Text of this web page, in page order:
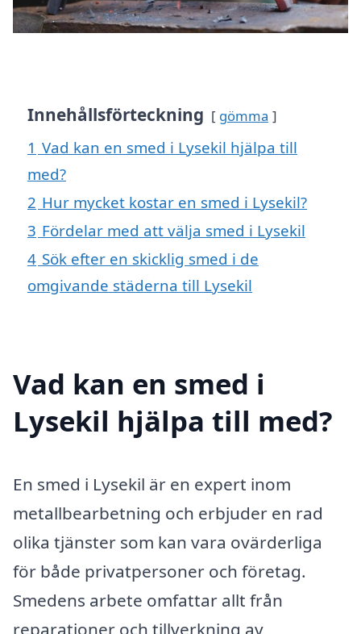
Innehållsförteckning gömma
1 Vad kan en smed i Lysekil hjälpa till
med?
2 Hur mycket kostar en smed i Lysekil?
3 Fördelar med att välja smed i Lysekil
4 Sök efter en skicklig smed i de
omgivande städerna till Lysekil
Vad kan en smed i
Lysekil hjälpa till med?
En smed i Lysekil är en expert inom
metallbearbetning och erbjuder en rad
olika tjänster som kan vara ovärderliga
för både privatpersoner och företag.
Smedens arbete omfattar allt från
reparationer och tillverkning av